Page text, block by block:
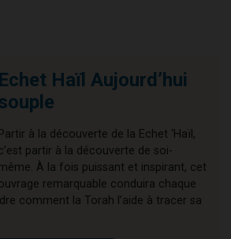
Echet Haïl Aujourd’hui
à la découverte de la Echet ‘Haïl,
partir à la découverte de soi-
À la fois puissant et inspirant, cet
remarquable conduira chaque
comment la Torah l’aide à tracer sa